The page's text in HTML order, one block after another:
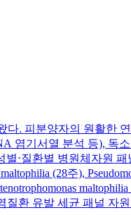
. 피분양자의 원활한
염기서열 분석 등), 독
⋅질환별 병원체자원
(28주),
maltophilia
질환 유발 세균 패널 자